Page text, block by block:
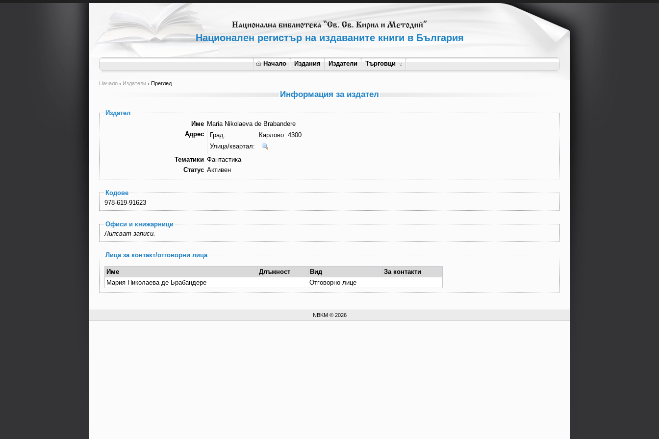
Национален регистър на издаваните книги в България
Начало Издания Издатели Търговци
Начало Издатели Преглед
Информация за издател
Издател
Име Maria Nikolaeva de Brabandere
Адрес
Град:
Карлово 4300
Улица/квартал:
Тематики Фантастика
Статус Активен
Кодове
978-619-91623
Офиси и книжарници
Липсват записи.
Лица за контакт/отговорни лица
Име Длъжност Вид
За контакти
Мария Николаева де Брабандере
Отговорно лице
NBKM © 2026